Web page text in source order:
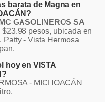
barata de Magna en
MC GASOLINEROS SA
pesos, ubicada en
Patty - Vista Hermosa
hoy en VISTA
- MICHOACÁN